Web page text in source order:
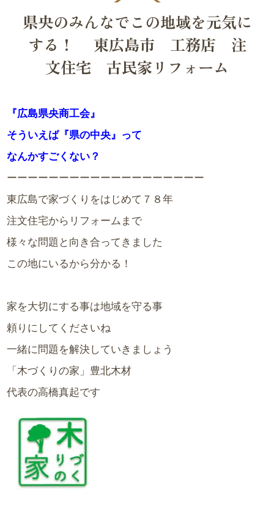
県央のみんなでこの地域を元気に
する！ 東広島市 工務店 注
文住宅 古民家リフォーム
『広島県央商工会』
そういえば『県の中央』って
なんかすごくない？
ーーーーーーーーーーーーーーーーーーー
東広島で家づくりをはじめて７８年
注文住宅からリフォームまで
様々な問題と向き合ってきました
この地にいるから分かる！
家を大切にする事は地域を守る事
頼りにしてくださいね
一緒に問題を解決していきましょう
「木づくりの家」豊北木材
代表の高橋真起です